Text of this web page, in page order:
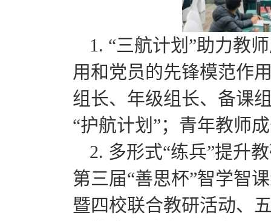
1. “三航计划”助力教
用和党员的先锋模范作
组长、年级组长、备课
“护航计划”；青年教师
2. 多形式“练兵”提升
第三届“善思杯”智学智
暨四校联合教研活动、